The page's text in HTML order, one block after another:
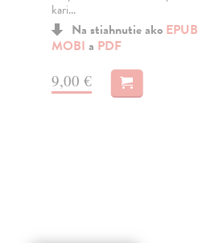
kari...
Na stiahnutie ako EPUB
MOBI a PDF
9,00 €